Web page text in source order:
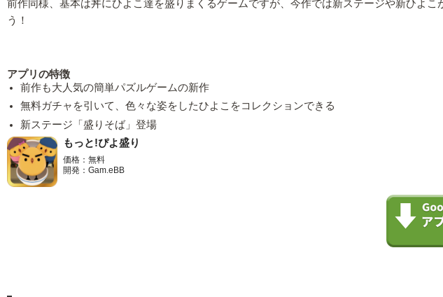
前作同様、基本は丼にひよこ達を盛りまくるゲームですが、今作では新ステージや新ひよ
う！
アプリの特徴
前作も大人気の簡単パズルゲームの新作
無料ガチャを引いて、色々な姿をしたひよこをコレクションできる
新ステージ「盛りそば」登場
もっと!ぴよ盛り
価格：無料
開発：Gam.eBB